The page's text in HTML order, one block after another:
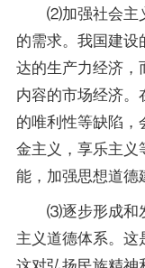
⑵加强社会主义
的需求。我国建
达的生产力经济，
内容的市场经济
的唯利性等缺陷
金主义，享乐主
能，加强思想道德
⑶逐步形成和发
主义道德体系。这